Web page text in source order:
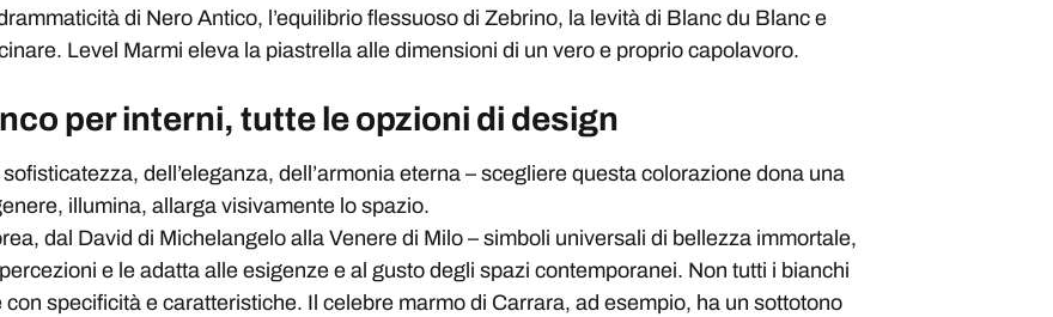
di Nero Antico, l’equilibrio flessuoso di Zebrino, la levità di Blanc du Blanc e
Level Marmi eleva la piastrella alle dimensioni di un vero e proprio capolavoro.
per interni, tutte le opzioni di design
dell’eleganza, dell’armonia eterna – scegliere questa colorazione dona una
illumina, allarga visivamente lo spazio.
dal David di Michelangelo alla Venere di Milo – simboli universali di bellezza immortale,
e le adatta alle esigenze e al gusto degli spazi contemporanei. Non tutti i bianchi
specificità e caratteristiche. Il celebre marmo di Carrara, ad esempio, ha un sottotono